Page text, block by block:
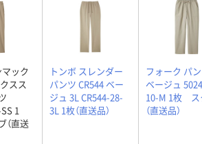
ック
スス
1
直送
トンボ スレンダー
パンツ CR544 ベー
ジュ 3L CR544-28-
3L 1枚（直送品）
フォーク パ
ベージュ
10-M 1枚 ス
（直送品）